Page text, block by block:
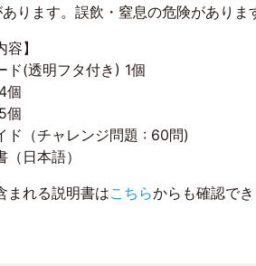
ります。誤飲・窒息の危険がありま
容】
ド(透明フタ付き) 1個
個
個
ド（チャレンジ問題 : 60問)
日本語）
まれる説明書はこちらからも確認でき